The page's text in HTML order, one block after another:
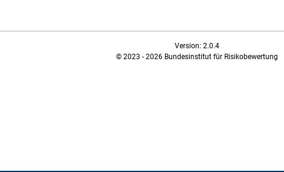
Version: 2.0.4
© 2023 - 2026 Bundesinstitut für Risikobewertung